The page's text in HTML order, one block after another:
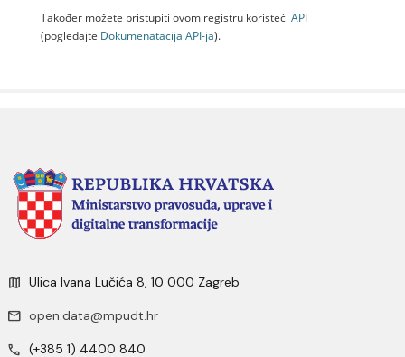
Također možete pristupiti ovom registru koristeći API
(pogledajte Dokumenаtаcijа API-jа).